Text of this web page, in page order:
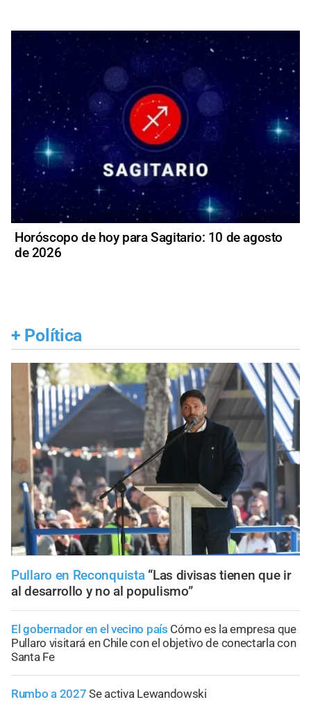
Horóscopo de hoy para Sagitario: 10 de agosto
de 2026
+ Política
Pullaro en Reconquista “Las divisas tienen que ir
al desarrollo y no al populismo”
El gobernador en el vecino país Cómo es la empresa que
Pullaro visitará en Chile con el objetivo de conectarla con
Santa Fe
Rumbo a 2027 Se activa Lewandowski